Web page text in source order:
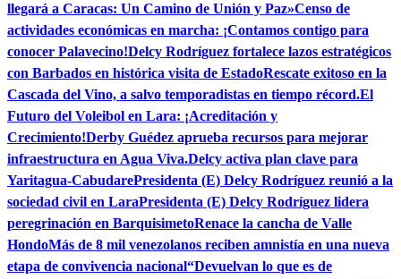
llegará a Caracas: Un Camino de Unión y Paz»Censo de
actividades económicas en marcha: ¡Contamos contigo para
conocer Palavecino!Delcy Rodríguez fortalece lazos estratégicos
con Barbados en histórica visita de EstadoRescate exitoso en la
Cascada del Vino, a salvo temporadistas en tiempo récord.El
Futuro del Voleibol en Lara: ¡Acreditación y
Crecimiento!Derby Guédez aprueba recursos para mejorar
infraestructura en Agua Viva.Delcy activa plan clave para
Yaritagua-CabudarePresidenta (E) Delcy Rodríguez reunió a la
sociedad civil en LaraPresidenta (E) Delcy Rodríguez lidera
peregrinación en BarquisimetoRenace la cancha de Valle
HondoMás de 8 mil venezolanos reciben amnistía en una nueva
etapa de convivencia nacional“Devuelvan lo que es de